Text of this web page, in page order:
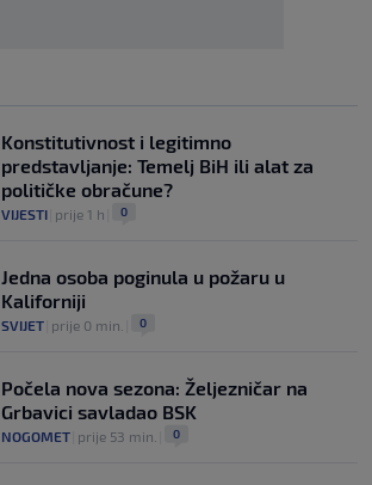
Konstitutivnost i legitimno
predstavljanje: Temelj BiH ili alat za
političke obračune?
VIJESTI prije 1 h 0
Jedna osoba poginula u požaru u
Kaliforniji
SVIJET prije 0 min. 0
Počela nova sezona: Željezničar na
Grbavici savladao BSK
NOGOMET prije 53 min. 0